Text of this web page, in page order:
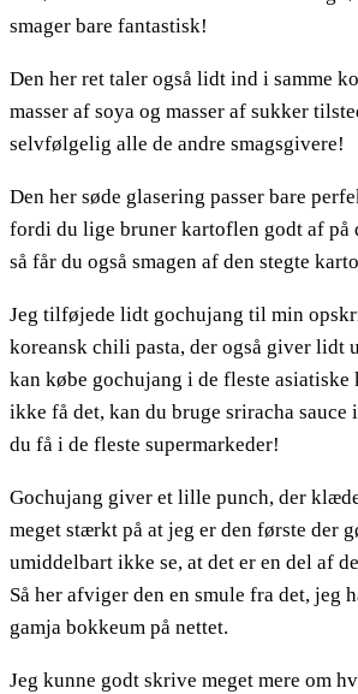
smager bare fantastisk!
Den her ret taler også lidt ind i samme
masser af soya og masser af sukker
selvfølgelig alle de andre smagsgivere!
Den her søde glasering passer bare
fordi du lige bruner kartoflen godt af på
så får du også smagen af den stegte
Jeg tilføjede lidt gochujang til min
koreansk chili pasta, der også giver lidt
kan købe gochujang i de fleste asiatiske
ikke få det, kan du bruge sriracha sauce
du få i de fleste supermarkeder!
Gochujang giver et lille punch, der
meget stærkt på at jeg er den første der
umiddelbart ikke se, at det er en del af
Så her afviger den en smule fra det, jeg
gamja bokkeum på nettet.
Jeg kunne godt skrive meget mere om